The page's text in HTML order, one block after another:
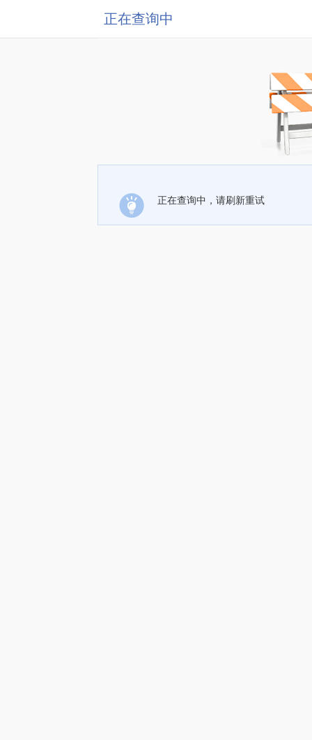
正在查询中
正在查询中，请刷新重试